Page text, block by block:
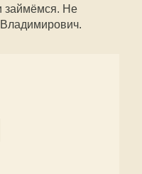
займёмся. Не